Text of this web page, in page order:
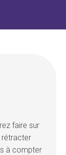
faire sur
rétracter
à compter